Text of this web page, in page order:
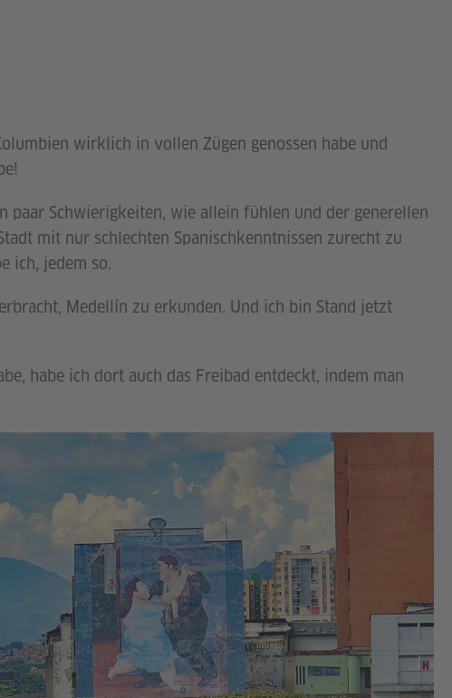
wirklich in vollen Zügen genossen habe und
paar Schwierigkeiten, wie allein fühlen und der generellen
mit nur schlechten Spanischkenntnissen zurecht zu
ich, jedem so.
Medellín zu erkunden. Und ich bin Stand jetzt
habe ich dort auch das Freibad entdeckt, indem man